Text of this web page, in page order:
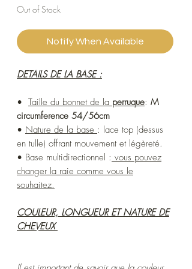
Out of Stock
Notify When Available
DETAILS DE LA BASE :
• Taille du bonnet de la perruque: M
circumference 54/56cm
• Nature de la base : lace top (dessus
en tulle) offrant mouvement et légèreté.
• Base multidirectionnel : vous pouvez
changer la raie comme vous le
souhaitez.
COULEUR, LONGUEUR ET NATURE DE
CHEVEUX